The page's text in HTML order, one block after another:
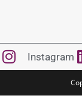
Instagram